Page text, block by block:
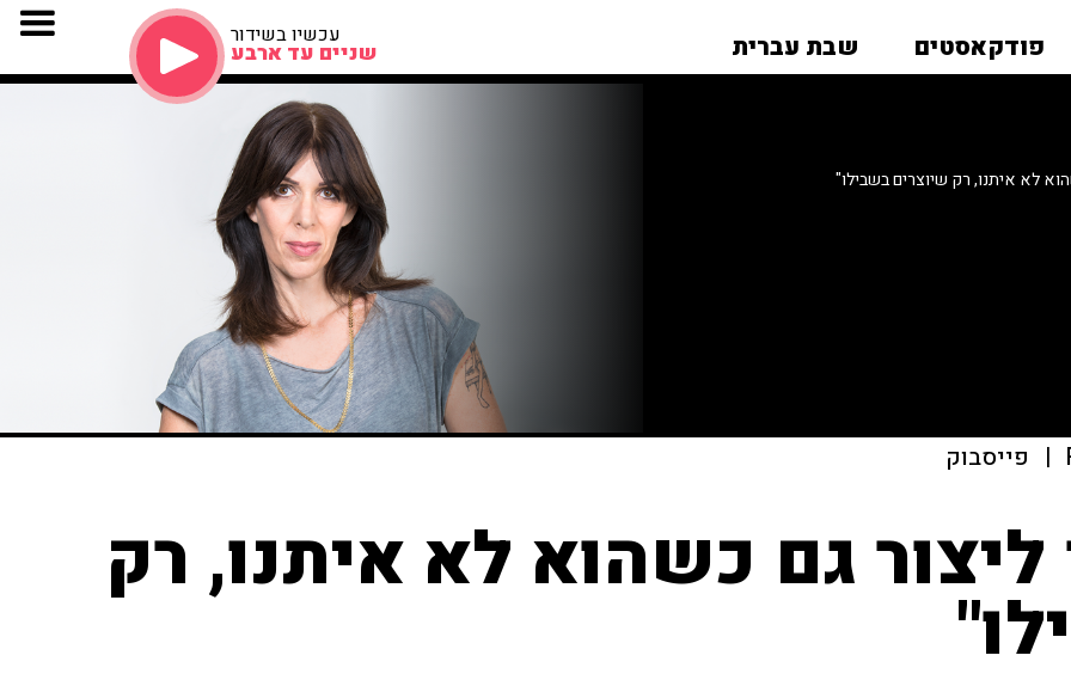
פודקאסטים שבת עברית עכשיו בשידור
שניים עד ארבע
לא איתנו, רק שיוצרים בשבילו"
| פייסבוק
גם כשהוא לא איתנו, רק